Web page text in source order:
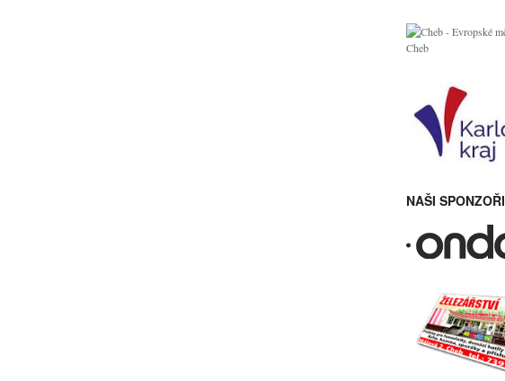
NAŠI SPONZOŘI